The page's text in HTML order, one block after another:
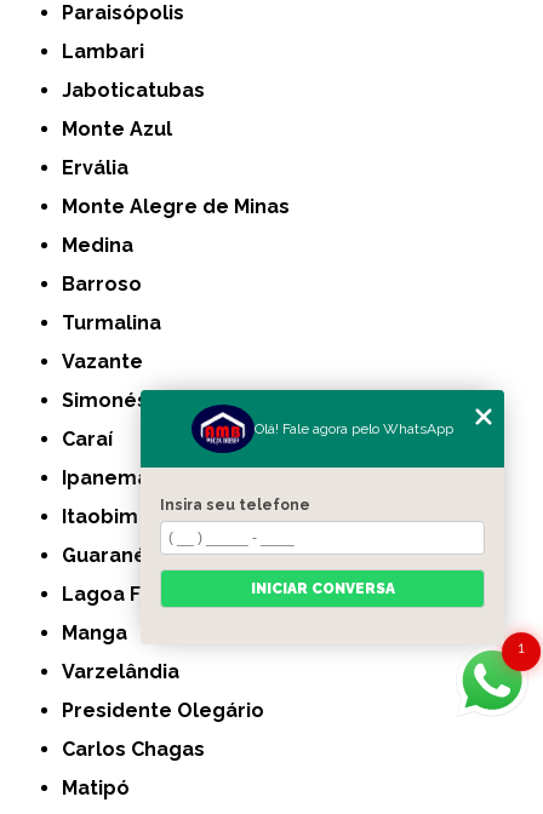
Paraisópolis
Lambari
Jaboticatubas
Monte Azul
Ervália
Monte Alegre de Minas
Medina
Barroso
Turmalina
Vazante
Simonésia
Caraí
Ipanema
Itaobim
Guaranésia
Lagoa Formosa
Manga
Varzelândia
Presidente Olegário
Carlos Chagas
Matipó
1
Olá! Fale agora pelo WhatsApp
Insira seu telefone
INICIAR CONVERSA